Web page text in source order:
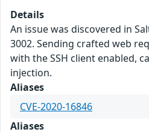
Details
An issue was discovered in
3002. Sending crafted web
with the SSH client enabled,
injection.
Aliases
CVE-2020-16846
Aliases